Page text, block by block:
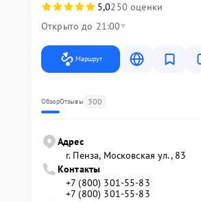
5,0250 оценки
Открыто до 21:00
Маршрут
ОбзорОтзывы 300
Адрес
г. Пенза, Московская ул., 83
Контакты
+7 (800) 301-55-83
+7 (800) 301-55-83